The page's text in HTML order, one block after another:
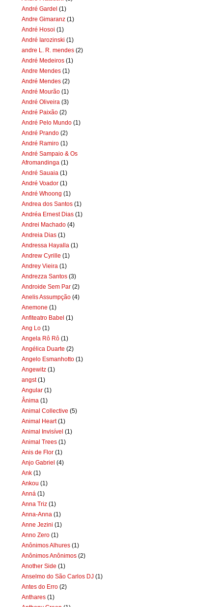
André Gardel (1)
Andre Gimaranz (1)
André Hosoi (1)
André Iarozinski (1)
andre L. R. mendes (2)
André Medeiros (1)
Andre Mendes (1)
André Mendes (2)
André Mourão (1)
André Oliveira (3)
André Paixão (2)
André Pelo Mundo (1)
André Prando (2)
André Ramiro (1)
André Sampaio & Os
Afromandinga (1)
André Sauaia (1)
André Voador (1)
André Whoong (1)
Andrea dos Santos (1)
Andréa Ernest Dias (1)
Andrei Machado (4)
Andreia Dias (1)
Andressa Hayalla (1)
Andrew Cyrille (1)
Andrey Vieira (1)
Andrezza Santos (3)
Androide Sem Par (2)
Anelis Assumpção (4)
Anemone (1)
Anfiteatro Babel (1)
Ang Lo (1)
Angela Rô Rô (1)
Angélica Duarte (2)
Angelo Esmanhotto (1)
Angewitz (1)
angst (1)
Angular (1)
Ânima (1)
Animal Collective (5)
Animal Heart (1)
Animal Invisível (1)
Animal Trees (1)
Anis de Flor (1)
Anjo Gabriel (4)
Ank (1)
Ankou (1)
Anná (1)
Anna Triz (1)
Anna-Anna (1)
Anne Jezini (1)
Anno Zero (1)
Anônimos Alhures (1)
Anônimos Anônimos (2)
Another Side (1)
Anselmo do São Carlos DJ (1)
Antes do Erro (2)
Anthares (1)